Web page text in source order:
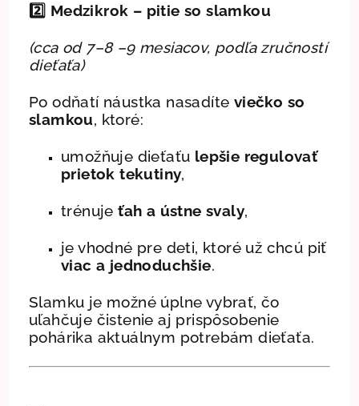
2️⃣ Medzikrok – pitie so slamkou
(cca od 7–8 –9 mesiacov, podľa zručností
dieťaťa)
Po odňatí náustka nasadíte viečko so
slamkou, ktoré:
umožňuje dieťaťu lepšie regulovať
prietok tekutiny,
trénujeťah a ústne svaly,
je vhodné pre deti, ktoré už chcú piť
viac a jednoduchšie.
Slamku je možné úplne vybrať, čo
uľahčuje čistenie aj prispôsobenie
pohárika aktuálnym potrebám dieťaťa.